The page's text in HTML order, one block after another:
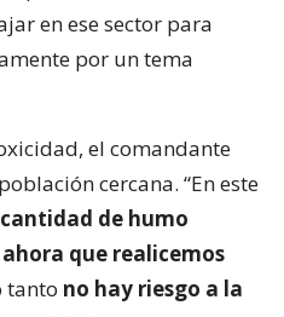
en ese sector para
por un tema
el comandante
cercana. “En este
de humo
que realicemos
tanto no hay riesgo a la